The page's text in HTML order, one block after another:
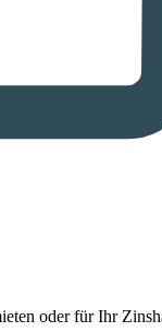
oder für Ihr